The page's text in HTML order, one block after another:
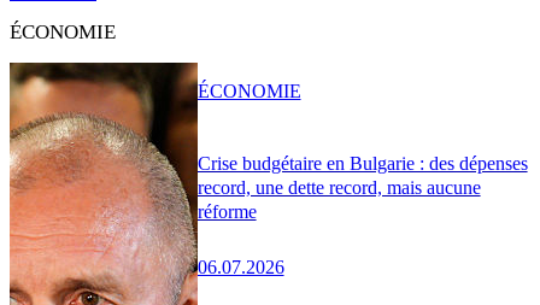
ÉCONOMIE
Crise budgétaire en Bulgarie : des dépenses
record, une dette record, mais aucune
réforme
06.07.2026
ÉCONOMIE